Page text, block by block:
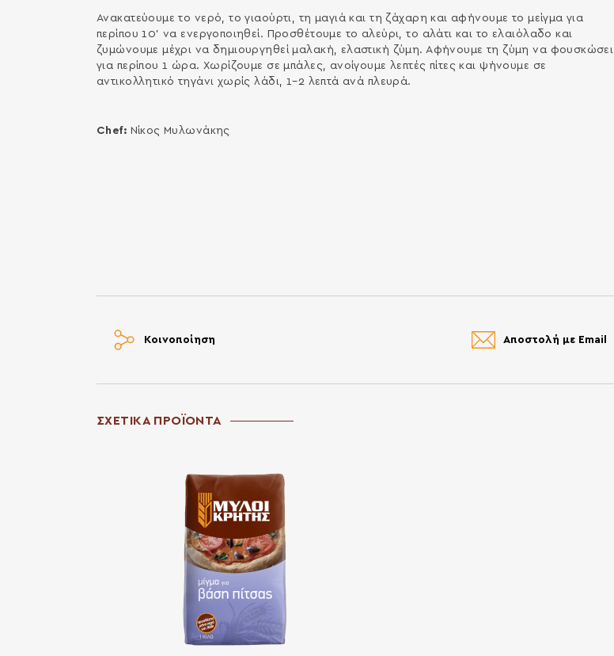
Ανακατεύουμε το νερό, το γιαούρτι, τη μαγιά και τη ζάχαρη και αφήνουμε το μείγμα για
περίπου 10’ να ενεργοποιηθεί. Προσθέτουμε το αλεύρι, το αλάτι και το ελαιόλαδο και
ζυμώνουμε μέχρι να δημιουργηθεί μαλακή, ελαστική ζύμη. Αφήνουμε τη ζύμη να φουσκώσει
για περίπου 1 ώρα. Χωρίζουμε σε μπάλες, ανοίγουμε λεπτές πίτες και ψήνουμε σε
αντικολλητικό τηγάνι χωρίς λάδι, 1–2 λεπτά ανά πλευρά.
Chef: Νίκος Μυλωνάκης
Κοινοποίηση Αποστολή με Email
ΣΧΕΤΙΚΑ ΠΡΟΪΟΝΤΑ